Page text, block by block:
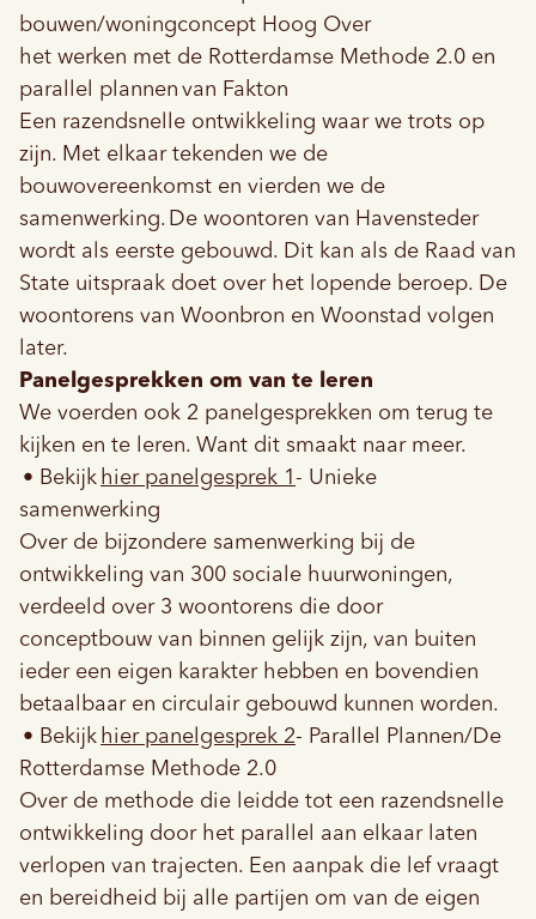
bouwen/woningconcept Hoog Over
het werken met de Rotterdamse Methode 2.0 en
parallel plannen van Fakton
Een razendsnelle ontwikkeling waar we trots op
zijn. Met elkaar tekenden we de
bouwovereenkomst en vierden we de
samenwerking. De woontoren van Havensteder
wordt als eerste gebouwd. Dit kan als de Raad van
State uitspraak doet over het lopende beroep. De
woontorens van Woonbron en Woonstad volgen
later.
Panelgesprekken om van te leren
We voerden ook 2 panelgesprekken om terug te
kijken en te leren. Want dit smaakt naar meer.
• Bekijk hier panelgesprek 1 - Unieke
samenwerking
Over de bijzondere samenwerking bij de
ontwikkeling van 300 sociale huurwoningen,
verdeeld over 3 woontorens die door
conceptbouw van binnen gelijk zijn, van buiten
ieder een eigen karakter hebben en bovendien
betaalbaar en circulair gebouwd kunnen worden.
• Bekijk hier panelgesprek 2- Parallel Plannen/De
Rotterdamse Methode 2.0
Over de methode die leidde tot een razendsnelle
ontwikkeling door het parallel aan elkaar laten
verlopen van trajecten. Een aanpak die lef vraagt
en bereidheid bij alle partijen om van de eigen